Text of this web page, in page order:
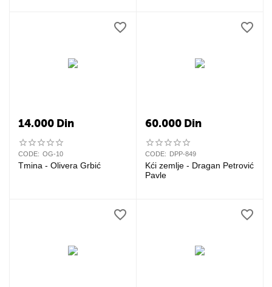
14.000 Din
CODE: OG-10
Tmina - Olivera Grbić
60.000 Din
CODE: DPP-849
Kći zemlje - Dragan Petrović
Pavle